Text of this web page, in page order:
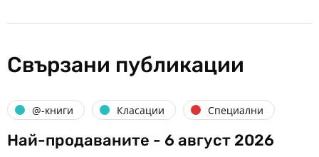
Свързани публикации
@-книги Класации Специални
Най-продаваните - 6 август 2026